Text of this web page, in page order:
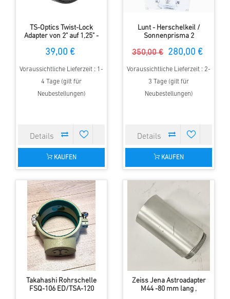
TS-Optics Twist-Lock
Adapter von 2" auf 1,25" -
39,00 €
Voraussichtliche Lieferzeit : 1-
4 Tage (gilt für
Neubestellungen)
KAUFEN
Lunt - Herschelkeil /
Sonnenprisma 2
350,00 € 280,00 €
Voraussichtliche Lieferzeit : 2-
3 Tage (gilt für
Neubestellungen)
KAUFEN
Takahashi Rohrschelle
FSQ-106 ED/TSA-120
Zeiss Jena Astroadapter
M44 -80 mm lang ,